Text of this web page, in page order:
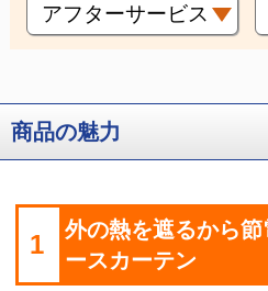
アフターサービス
商品の魅力
1
外の熱を遮るから
ースカーテン